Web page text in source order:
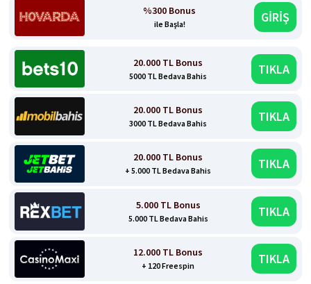
%300 Bonus
ile Başla! GİRİŞ
20.000 TL Bonus
5000 TL Bedava Bahis TIKLA
20.000 TL Bonus
3000 TL Bedava Bahis TIKLA
20.000 TL Bonus
+ 5.000 TL Bedava Bahis TIKLA
5.000 TL Bonus
5.000 TL Bedava Bahis TIKLA
12.000 TL Bonus
+ 120 Freespin TIKLA